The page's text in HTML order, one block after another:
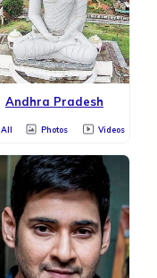
Andhra Pradesh
All Photos Videos